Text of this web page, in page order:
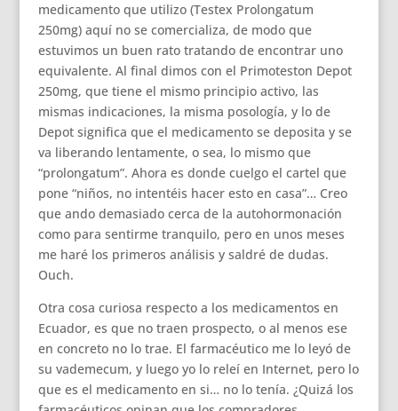
medicamento que utilizo (Testex Prolongatum
250mg) aquí no se comercializa, de modo que
estuvimos un buen rato tratando de encontrar uno
equivalente. Al final dimos con el Primoteston Depot
250mg, que tiene el mismo principio activo, las
mismas indicaciones, la misma posología, y lo de
Depot significa que el medicamento se deposita y se
va liberando lentamente, o sea, lo mismo que
“prolongatum”. Ahora es donde cuelgo el cartel que
pone “niños, no intentéis hacer esto en casa”… Creo
que ando demasiado cerca de la autohormonación
como para sentirme tranquilo, pero en unos meses
me haré los primeros análisis y saldré de dudas.
Ouch.
Otra cosa curiosa respecto a los medicamentos en
Ecuador, es que no traen prospecto, o al menos ese
en concreto no lo trae. El farmacéutico me lo leyó de
su vademecum, y luego yo lo releí en Internet, pero lo
que es el medicamento en si… no lo tenía. ¿Quizá los